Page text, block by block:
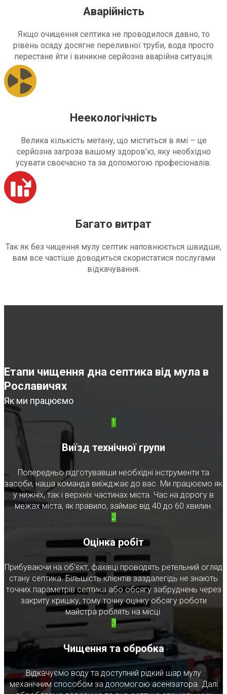
Аварійність
Якщо очищення септика не проводилося давно, то
рівень осаду досягне переливної труби, вода просто
перестане йти і виникне серйозна аварійна ситуація.
Неекологічність
Велика кількість метану, що міститься в ямі – це
серйозна загроза вашому здоров'ю, яку необхідно
усувати своєчасно та за допомогою професіоналів.
Багато витрат
Так як без чищення мулу септик наповнюється швидше,
вам все частіше доводиться скористатися послугами
відкачування.
Етапи чищення дна септика від мула в
Рославичях
Як ми працюємо
1
Виїзд технічної групи
Попередньо підготувавши необхідні інструменти та
засоби, наша команда виїжджає до вас. Ми працюємо як
у нижніх, так і верхніх частинах міста. Час на дорогу в
межах міста, як правило, займає від 40 до 60 хвилин.
2
Оцінка робіт
Прибуваючи на об'єкт, фахівці проводять ретельний огляд
стану септика. Більшість клієнтів заздалегідь не знають
точних параметрів септика або обсягу забруднень через
закриту кришку, тому точну оцінку обсягу роботи
майстра роблять на місці.
3
Чищення та обробка
Відкачуємо воду та доступний рідкий шар мулу
механічним способом за допомогою асенізатора. Далі